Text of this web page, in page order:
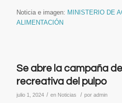
Noticia e imagen: MINISTERIO DE
ALIMENTACIÓN
Se abre la campaña
recreativa del pulpo
julio 1, 2024 / en Noticias / por admin